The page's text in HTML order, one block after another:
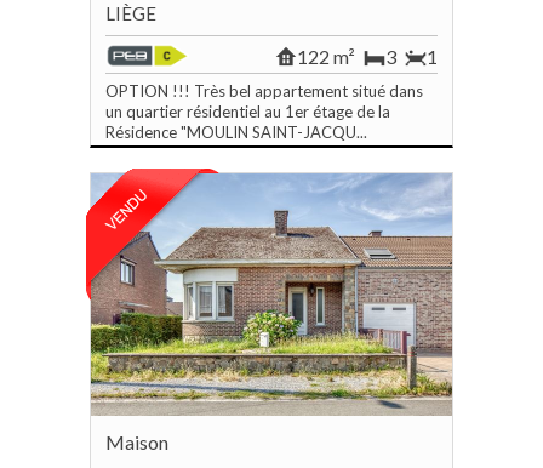
LIÈGE
1
3
122 m²
OPTION !!! Très bel appartement situé dans
un quartier résidentiel au 1er étage de la
Résidence "MOULIN SAINT-JACQU...
Maison